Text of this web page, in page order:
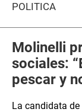
POLÍTICA
Molinelli
sociales:
pescar y
La candidata